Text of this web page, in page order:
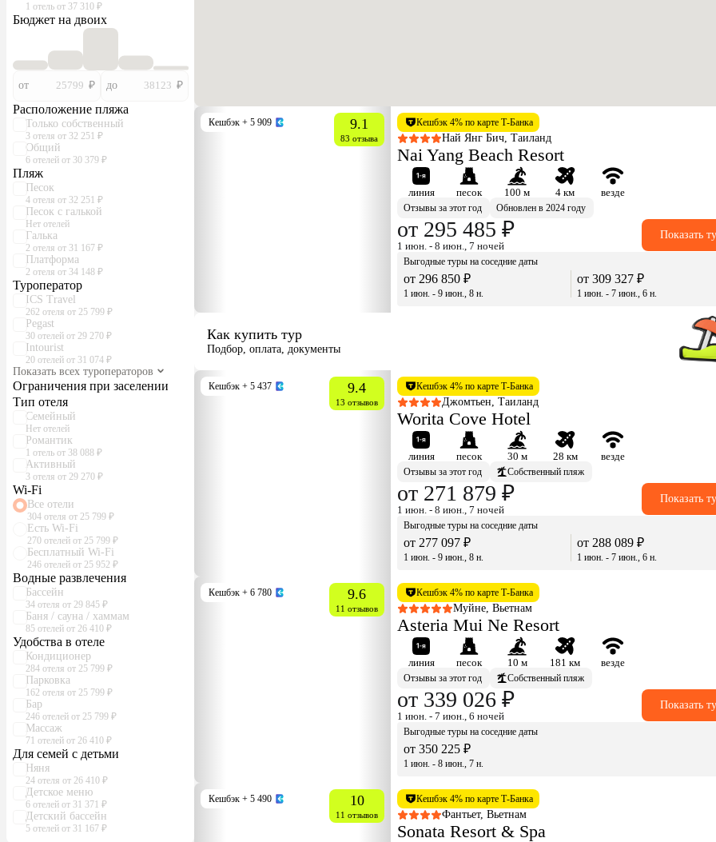
1 отель от 37 310 ₽
Бюджет на двоих
от ₽ до ₽
Расположение пляжа
Только собственный
3 отеля от 32 251 ₽
Общий
6 отелей от 30 379 ₽
Пляж
Песок
4 отеля от 32 251 ₽
Песок с галькой
Нет отелей
Галька
2 отеля от 31 167 ₽
Платформа
2 отеля от 34 148 ₽
Туроператор
ICS Travel
262 отеля от 25 799 ₽
Pegast
30 отелей от 29 270 ₽
Intourist
20 отелей от 31 074 ₽
Показать всех туроператоров
Ограничения при заселении
Тип отеля
Семейный
Нет отелей
Романтик
1 отель от 38 088 ₽
Активный
3 отеля от 29 270 ₽
Wi-Fi
Все отели
304 отеля от 25 799 ₽
Есть Wi-Fi
270 отелей от 25 799 ₽
Бесплатный Wi-Fi
246 отелей от 25 952 ₽
Водные развлечения
Бассейн
34 отеля от 29 845 ₽
Баня / сауна / хаммам
85 отелей от 26 410 ₽
Удобства в отеле
Кондиционер
284 отеля от 25 799 ₽
Парковка
162 отеля от 25 799 ₽
Бар
246 отелей от 25 799 ₽
Массаж
71 отелей от 26 410 ₽
Для семей с детьми
Няня
24 отеля от 26 410 ₽
Детское меню
6 отелей от 31 371 ₽
Детский бассейн
5 отелей от 31 167 ₽
Кешбэк + 5 909 9.1
83 отзыва
Кешбэк 4% по карте Т-Банка
Най Янг Бич, Таиланд
Nai Yang Beach Resort
линия песок 100 м 4 км
везде
Отзывы за этот год
Обновлен в 2024 году
от 295 485 ₽
1 июн. - 8 июн., 7 ночей
Показать
Выгодные туры на соседние даты
от 296 850 ₽
1 июн. - 9 июн., 8 н.
от 309 327 ₽
1 июн. - 7 июн., 6 н.
Как купить тур
Подбор, оплата, документы
Кешбэк + 5 437 9.4
13 отзывов
Кешбэк 4% по карте Т-Банка
Джомтьен, Таиланд
Worita Cove Hotel
линия песок 30 м 28 км
везде
Отзывы за этот год
Собственный пляж
от 271 879 ₽
1 июн. - 8 июн., 7 ночей
Показать
Выгодные туры на соседние даты
от 277 097 ₽
1 июн. - 9 июн., 8 н.
от 288 089 ₽
1 июн. - 7 июн., 6 н.
Кешбэк + 6 780 9.6
11 отзывов
Кешбэк 4% по карте Т-Банка
Муйне, Вьетнам
Asteria Mui Ne Resort
линия песок 10 м 181 км
везде
Отзывы за этот год
Собственный пляж
от 339 026 ₽
1 июн. - 7 июн., 6 ночей
Показать
Выгодные туры на соседние даты
от 350 225 ₽
1 июн. - 8 июн., 7 н.
Кешбэк + 5 490 10
11 отзывов
Кешбэк 4% по карте Т-Банка
Фантьет, Вьетнам
Sonata Resort & Spa